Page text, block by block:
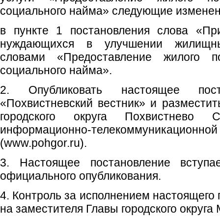
социального найма» следующие
в пункте 1 постановления слова
нуждающихся в улучшении
словами «Предоставление жилого
социального найма».
2. Опубликовать настоящее
«Похвистневский вестник» и
городского округа Похвистнево
информационно-
(www.pohgor.ru).
3. Настоящее постановление
официального опубликования.
4. Контроль за исполнением настоящего
на заместителя Главы городского